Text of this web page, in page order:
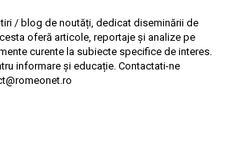
/ blog de noutăți, dedicat diseminării de
oferă articole, reportaje și analize pe
curente la subiecte specifice de interes.
informare și educație. Contactati-ne